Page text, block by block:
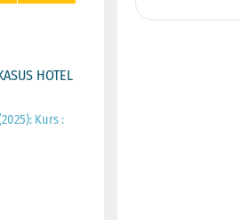
HOTEL
Kurs :